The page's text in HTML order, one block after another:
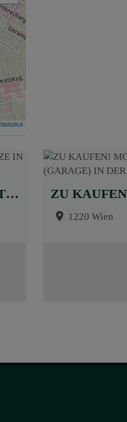
basemap.at
ZU KAUFEN! GARAGENABSTELLPLÄTZE IN DER BENJOWSKIGASSE
1220 Wien